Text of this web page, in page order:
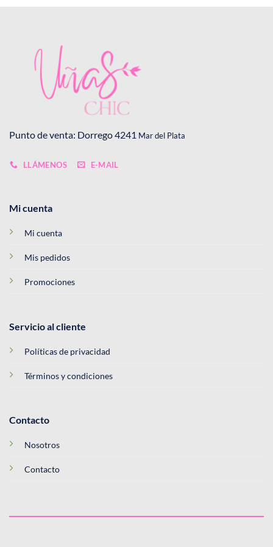
Punto de venta: Dorrego 4241 Mar del Plata
LLÁMENOS E-MAIL
Mi cuenta
Mi cuenta
Mis pedidos
Promociones
Servicio al cliente
Políticas de privacidad
Términos y condiciones
Contacto
Nosotros
Contacto